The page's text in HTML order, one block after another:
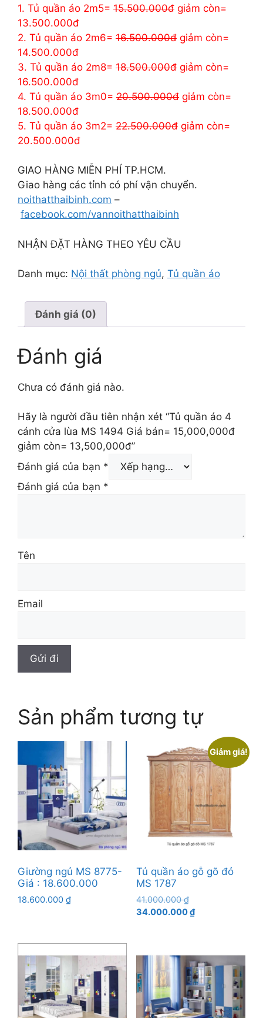
1. Tủ quần áo 2m5= 15.500.000đ giảm còn=
13.500.000đ
2. Tủ quần áo 2m6= 16.500.000đ giảm còn=
14.500.000đ
3. Tủ quần áo 2m8= 18.500.000đ giảm còn=
16.500.000đ
4. Tủ quần áo 3m0= 20.500.000đ giảm còn=
18.500.000đ
5. Tủ quần áo 3m2= 22.500.000đ giảm còn=
20.500.000đ
GIAO HÀNG MIỄN PHÍ TP.HCM.
Giao hàng các tỉnh có phí vận chuyển.
noithatthaibinh.com –
facebook.com/vannoithatthaibinh
NHẬN ĐẶT HÀNG THEO YÊU CẦU
Danh mục: Nội thất phòng ngủ, Tủ quần áo
Đánh giá (0)
Đánh giá
Chưa có đánh giá nào.
Hãy là người đầu tiên nhận xét “Tủ quần áo 4
cánh cửa lùa MS 1494 Giá bán= 15,000,000đ
giảm còn= 13,500,000đ”
Đánh giá của bạn *
Đánh giá của bạn *
Tên
Email
Sản phẩm tương tự
Giường ngủ MS 8775-
Giá : 18.600.000
18.600.000 ₫
Giảm giá!
Tủ quần áo gỗ gõ đỏ
MS 1787
41.000.000₫Giá
gốc
34.000.000₫Giá
34.000.000 ₫.